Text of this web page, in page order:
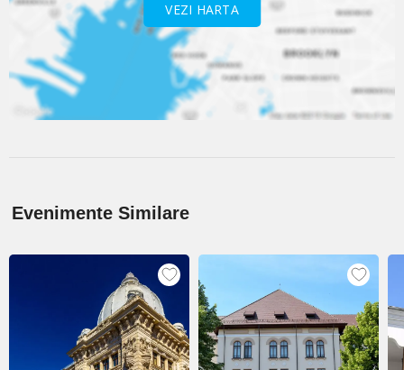
VEZI HARTA
Evenimente Similare